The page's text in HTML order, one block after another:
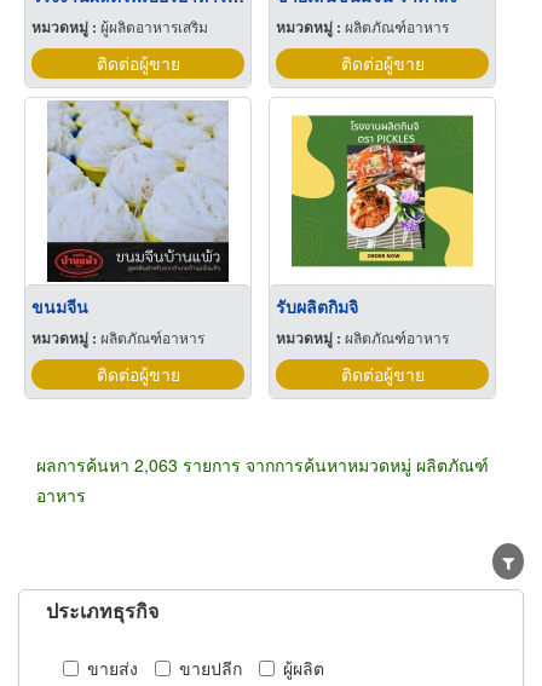
หมวดหมู่ : ผู้ผลิตอาหารเสริม
ติดต่อผู้ขาย
หมวดหมู่ :ผลิตภัณฑ์อาหาร
ติดต่อผู้ขาย
ขนมจีน
หมวดหมู่ : ผลิตภัณฑ์อาหาร
ติดต่อผู้ขาย
รับผลิตกิมจิ
หมวดหมู่ :ผลิตภัณฑ์อาหาร
ติดต่อผู้ขาย
ผลการค้นหา 2,063 รายการ จากการค้นหาหมวดหมู่ ผลิตภัณฑ์
อาหาร
ประเภทธุรกิจ
ขายส่ง ขายปลีก
ผู้ผลิต